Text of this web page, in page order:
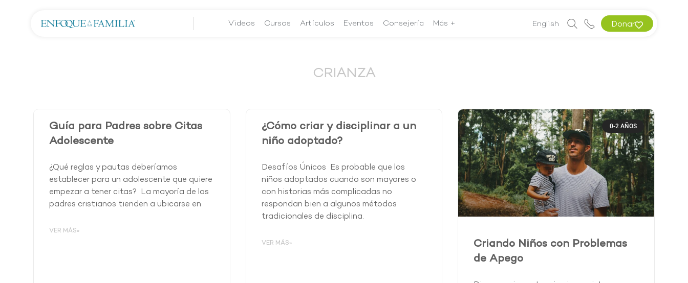
Videos Cursos Artículos Eventos Consejería Más + English Donar
CRIANZA
Guía para Padres sobre Citas
Adolescente
¿Qué reglas y pautas deberíamos
establecer para un adolescente que quiere
empezar a tener citas? La mayoría de los
padres cristianos tienden a ubicarse en
VER MÁS»
¿Cómo criar y disciplinar a un
niño adoptado?
Desafíos Únicos Es probable que los
niños adoptados cuando son mayores o
con historias más complicadas no
respondan bien a algunos métodos
tradicionales de disciplina.
VER MÁS»
0-2 AÑOS
Criando Niños con Problemas
de Apego